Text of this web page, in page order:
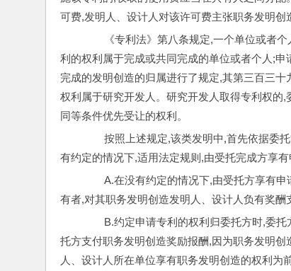
可费,发明人、设计人对该许可费主张职务发明创
《专利法》第八条规定,一个单位或者个
利的权利属于完成或共同完成的单位或者个人;
完成的发明创造的归属进行了规定,其第三百三
权利属于研究开发人。研究开发人取得专利权的
同等条件优先受让的权利。
按照上述规定,该类发明中,首先依据委托
有约定的情况下,适用法定规则,由受托完成方享有
A.在没有约定的情况下,由受托方享有申
有者,对其职务发明创造发明人、设计人负有奖酬
B.约定申请专利的权利归委托方时,委托
托方支付职务发明创造奖励报酬,因为职务发明
人、设计人所在单位享有职务发明创造的权利